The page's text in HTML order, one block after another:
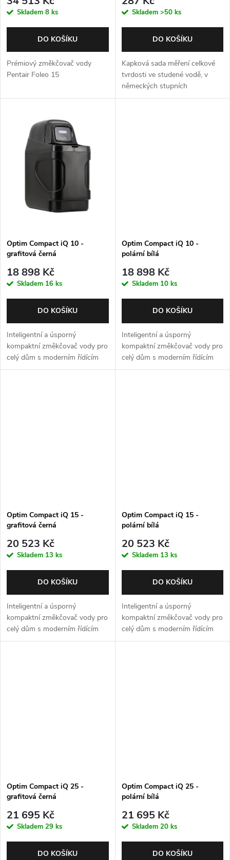
o
d
u
k
o
u
k
Skladem 8 ks
DO KOŠÍKU
Prémiový změkčovač vody
Pentair Foleo 15
Skladem >50 ks
DO KOŠÍKU
Kapková sada měření celkové
tvrdosti ve studené vodě, v
německých stupních
Optim Compact iQ 10 -
grafitová černá
18 898 Kč
Skladem 16 ks
DO KOŠÍKU
Inteligentní a úsporný
kompaktní změkčovač vody pro
celý dům s moderním řídícím
ventilem Autotrol 255 Easy iQ.
Optim Compact iQ 10 -
polární bílá
18 898 Kč
Skladem 10 ks
DO KOŠÍKU
Inteligentní a úsporný
kompaktní změkčovač vody pro
celý dům s moderním řídícím
ventilem Autotrol 255 Easy iQ.
Optim Compact iQ 15 -
grafitová černá
20 523 Kč
Skladem 13 ks
DO KOŠÍKU
Inteligentní a úsporný
kompaktní změkčovač vody pro
celý dům s moderním řídícím
ventilem Autotrol 255 Easy iQ.
Optim Compact iQ 15 -
polární bílá
20 523 Kč
Skladem 13 ks
DO KOŠÍKU
Inteligentní a úsporný
kompaktní změkčovač vody pro
celý dům s moderním řídícím
ventilem Autotrol 255 Easy iQ.
Optim Compact iQ 25 -
grafitová černá
21 695 Kč
Skladem 29 ks
DO KOŠÍKU
Optim Compact iQ 25 -
polární bílá
21 695 Kč
Skladem 20 ks
DO KOŠÍKU